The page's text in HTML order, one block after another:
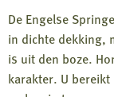
De Engelse
in dichte dekking,
is uit den boze.
karakter. U